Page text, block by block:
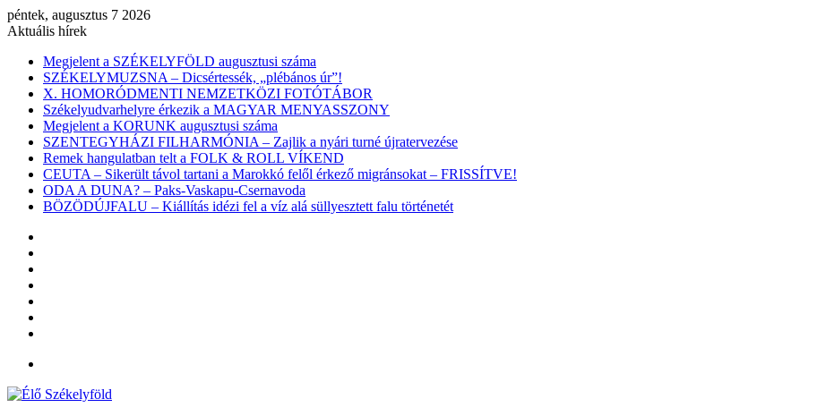
péntek, augusztus 7 2026
Aktuális hírek
Megjelent a SZÉKELYFÖLD augusztusi száma
SZÉKELYMUZSNA – Dicsértessék, „plébános úr”!
X. HOMORÓDMENTI NEMZETKÖZI FOTÓTÁBOR
Székelyudvarhelyre érkezik a MAGYAR MENYASSZONY
Megjelent a KORUNK augusztusi száma
SZENTEGYHÁZI FILHARMÓNIA – Zajlik a nyári turné újratervezése
Remek hangulatban telt a FOLK & ROLL VÍKEND
CEUTA – Sikerült távol tartani a Marokkó felől érkező migránsokat – FRISSÍTVE!
ODA A DUNA? – Paks-Vaskapu-Csernavoda
BÖZÖDÚJFALU – Kiállítás idézi fel a víz alá süllyesztett falu történetét